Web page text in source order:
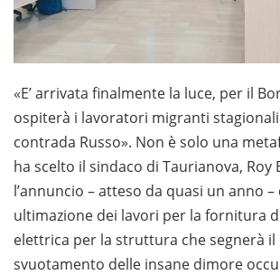
«E’ arrivata finalmente la luce, per il
ospiterà i lavoratori migranti
contrada Russo». Non è solo una
ha scelto il sindaco di Taurianova, Roy
l’annuncio – atteso da quasi un anno –
ultimazione dei lavori per la fornitura
elettrica per la struttura che segnerà
svuotamento delle insane dimore